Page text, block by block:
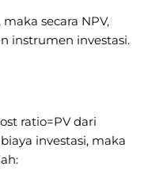
secara NPV,
instrumen investasi.
ratio=PV dari
investasi, maka